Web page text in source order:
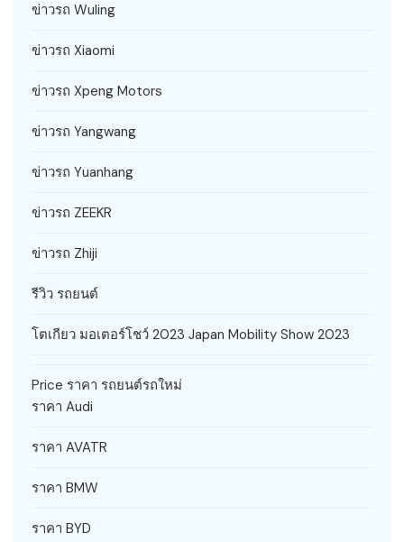
ข่าวรถ Wuling
ข่าวรถ Xiaomi
ข่าวรถ Xpeng Motors
ข่าวรถ Yangwang
ข่าวรถ Yuanhang
ข่าวรถ ZEEKR
ข่าวรถ Zhiji
รีวิว รถยนต์
โตเกียว มอเตอร์โชว์ 2023 Japan Mobility Show 2023
Price ราคา รถยนต์รถใหม่
ราคา Audi
ราคา AVATR
ราคา BMW
ราคา BYD